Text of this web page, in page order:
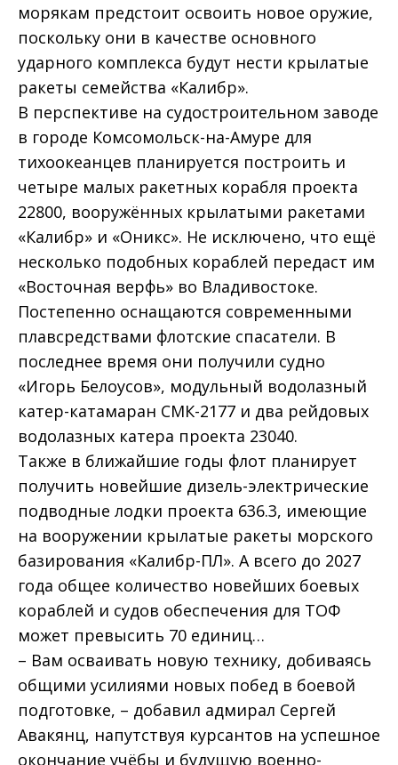
морякам предстоит освоить новое оружие,
поскольку они в качестве основного
ударного комплекса будут нести крылатые
ракеты семейства «Калибр».
В перспективе на судостроительном заводе
в городе Комсомольск-на-Амуре для
тихоокеанцев планируется построить и
четыре малых ракетных корабля проекта
22800, вооружённых крылатыми ракетами
«Калибр» и «Оникс». Не исключено, что ещё
несколько подобных кораблей передаст им
«Восточная верфь» во Владивостоке.
Постепенно оснащаются современными
плавсредствами флотские спасатели. В
последнее время они получили судно
«Игорь Белоусов», модульный водолазный
катер-катамаран СМК-2177 и два рейдовых
водолазных катера проекта 23040.
Также в ближайшие годы флот планирует
получить новейшие дизель-электрические
подводные лодки проекта 636.3, имеющие
на вооружении крылатые ракеты морского
базирования «Калибр-ПЛ». А всего до 2027
года общее количество новейших боевых
кораблей и судов обеспечения для ТОФ
может превысить 70 единиц…
– Вам осваивать новую технику, добиваясь
общими усилиями новых побед в боевой
подготовке, – добавил адмирал Сергей
Авакянц, напутствуя курсантов на успешное
окончание учёбы и будущую военно-